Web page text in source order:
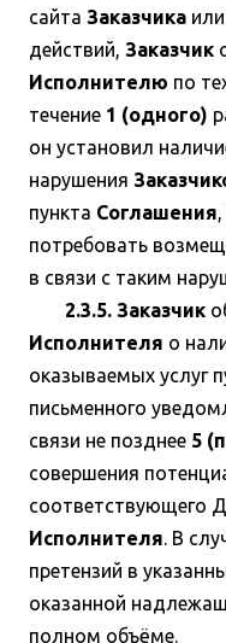
сайта Заказчика
действий, Заказчик
Исполнителю по
течение 1 (одного)
он установил
нарушения
пункта Соглашения,
потребовать
в связи с таким
2.3.5. Заказчик
Исполнителя о
оказываемых услуг
письменного
связи не позднее 5
совершения
соответствующего
Исполнителя. В
претензий в
оказанной
полном объёме.